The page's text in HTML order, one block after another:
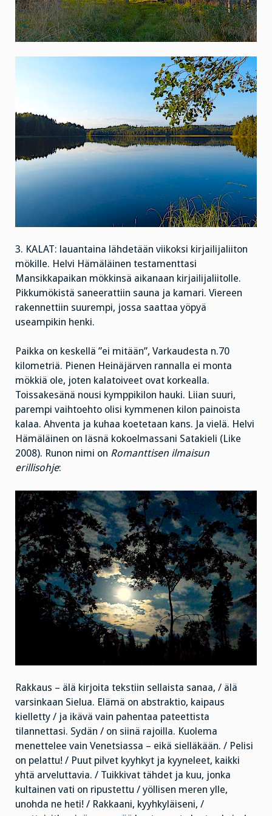
3. KALAT: lauantaina lähdetään viikoksi kirjailijaliiton
mökille. Helvi Hämäläinen testamenttasi
Mansikkapaikan mökkinsä aikanaan kirjailijaliitolle.
Pikkumökistä saneerattiin sauna ja kamari. Viereen
rakennettiin suurempi, jossa saattaa yöpyä
useampikin henki.
Paikka on keskellä ”ei mitään”, Varkaudesta n.70
kilometriä. Pienen Heinäjärven rannalla ei monta
mökkiä ole, joten kalatoiveet ovat korkealla.
Toissakesänä nousi kymppikilon hauki. Liian suuri,
parempi vaihtoehto olisi kymmenen kilon painoista
kalaa. Ahventa ja kuhaa koetetaan kans. Ja vielä. Helvi
Hämäläinen on läsnä kokoelmassani Satakieli (Like
2008). Runon nimi on Romanttisen ilmaisun
erillisohje:
Rakkaus – älä kirjoita tekstiin sellaista sanaa, / älä
varsinkaan Sielua. Elämä on abstraktio, kaipaus
kielletty / ja ikävä vain pahentaa pateettista
tilannettasi. Sydän / on siinä rajoilla. Kuolema
menettelee vain Venetsiassa – eikä sielläkään. / Pelisi
on pelattu! / Puut pilvet kyyhkyt ja kyyneleet, kaikki
yhtä arveluttavia. / Tuikkivat tähdet ja kuu, jonka
kultainen vati on ripustettu / yöllisen meren ylle,
unohda ne heti! / Rakkaani, kyyhkyläiseni, /